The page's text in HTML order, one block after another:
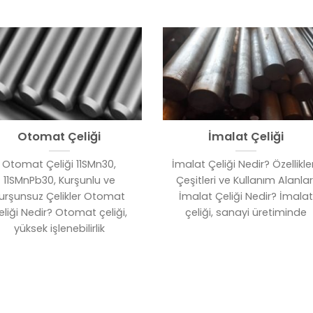
Otomat Çeliği
Otomat Çeliği 11SMn30,
11SMnPb30, Kurşunlu ve
Çelikler Otomat
Nedir? Otomat çeliği,
yüksek işlenebilirlik
İmalat Çeliği
İmalat Çeliği Nedir?
Çeşitleri ve Kullanım
İmalat Çeliği Nedir? İmalat
çeliği, sanayi üretiminde